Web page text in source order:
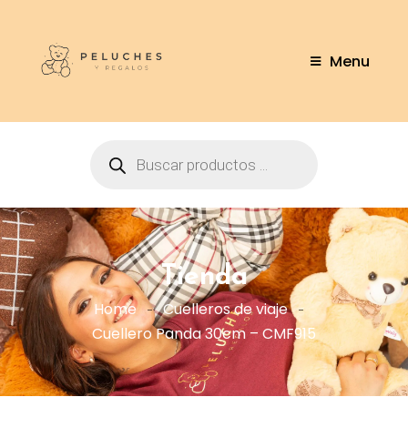
Menu
Tienda
Home
Cuelleros de viaje
Cuellero Panda 30cm – CMF915